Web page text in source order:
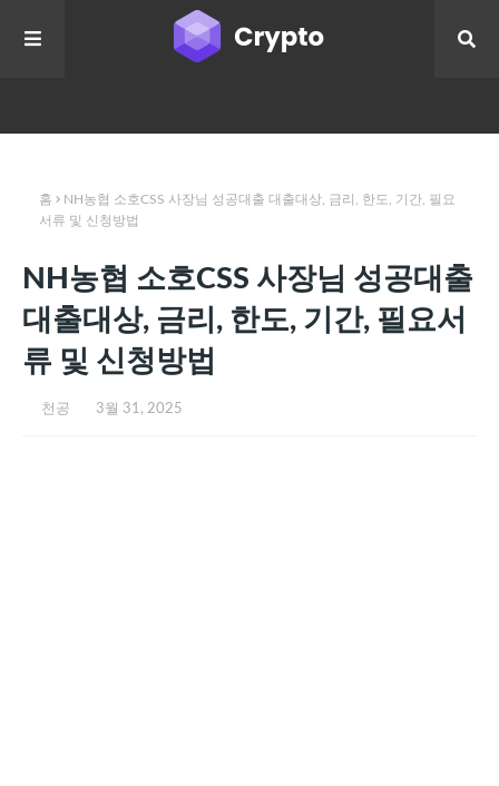
홈
NH농협 소호CSS 사장님 성공대출 대출대상, 금리, 한도, 기간, 필요
서류 및 신청방법
NH농협 소호CSS 사장님 성공대출
대출대상, 금리, 한도, 기간, 필요서
류 및 신청방법
천공 3월 31, 2025